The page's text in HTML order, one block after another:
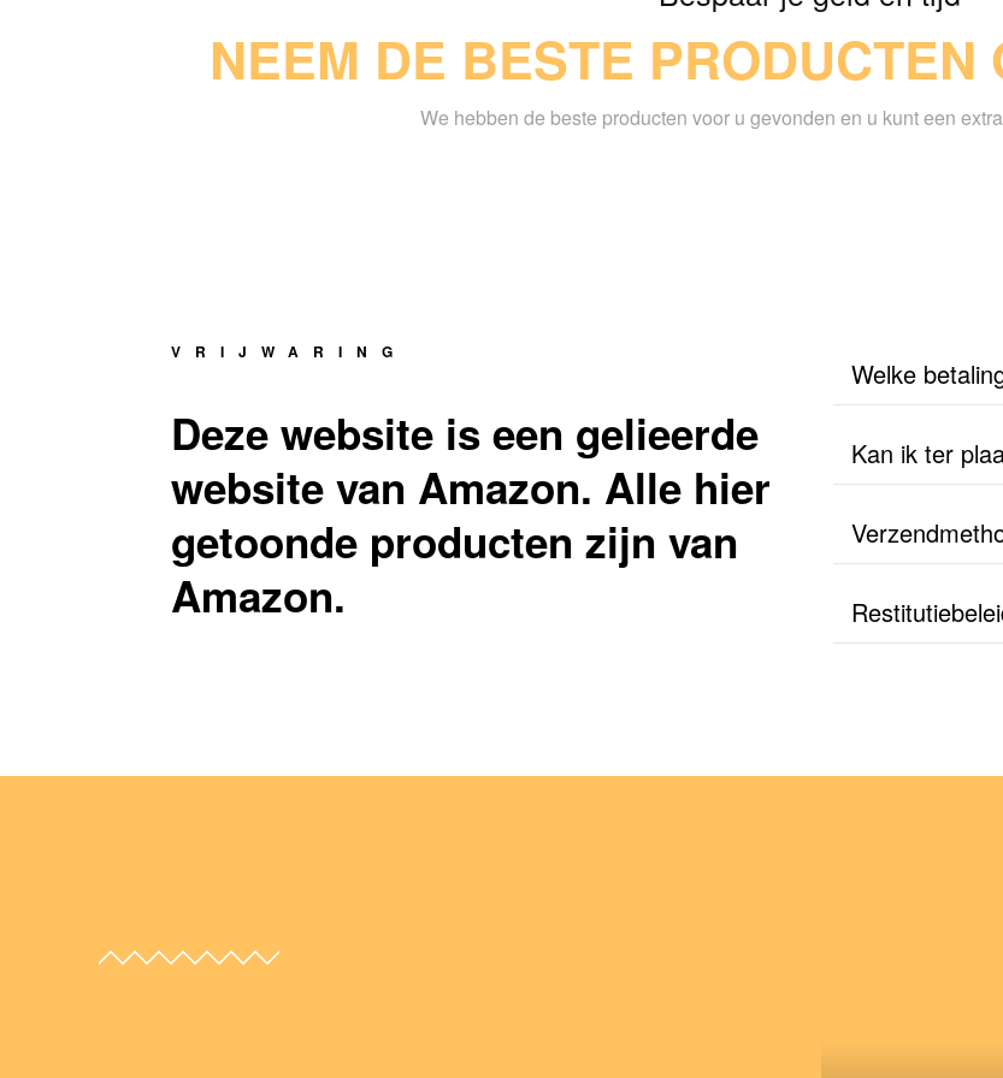
NEEM DE BESTE PRODUCTEN
We hebben de beste producten voor u gevonden en u kunt een
VRIJWARING
Deze website is een gelieerde
website van Amazon. Alle hier
getoonde producten zijn van
Amazon.
Welke
Kan ik ter